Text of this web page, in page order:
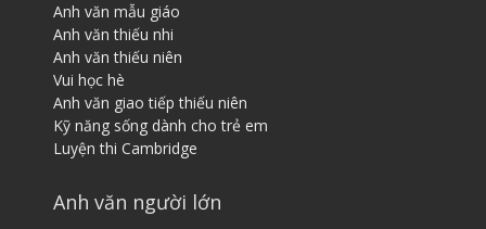
Anh văn mẫu giáo
Anh văn thiếu nhi
Anh văn thiếu niên
Vui học hè
Anh văn giao tiếp thiếu niên
Kỹ năng sống dành cho trẻ em
Luyện thi Cambridge
Anh văn người lớn